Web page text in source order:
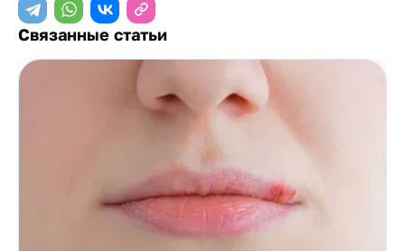
Связанные статьи